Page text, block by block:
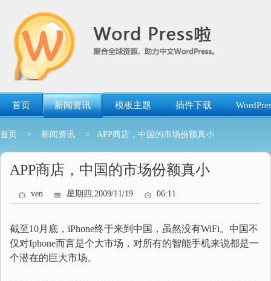
首页 新闻资讯 模板主题 插件下载
首页 > 新闻资讯 > APP商店，中国的市场份额真小
APP商店，中国的市场份额真小
ven 星期四,2009/11/19 06:11
截至10月底，iPhone终于来到中国，虽然没有WiFi。中国不
仅对Iphone而言是个大市场，对所有的智能手机来说都是一
个潜在的巨大市场。